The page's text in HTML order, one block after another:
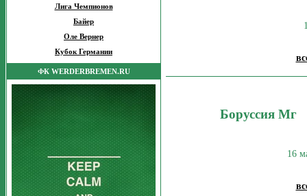
Лига Чемпионов
Байер
Оле Вернер
Кубок Германии
ФК WERDERBREMEN.RU
Боруссия Мг
16